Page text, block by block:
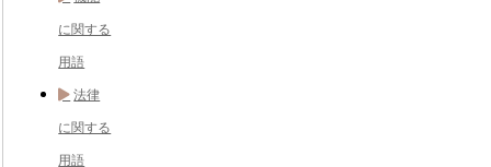
に関する
用語
法律
に関する
用語